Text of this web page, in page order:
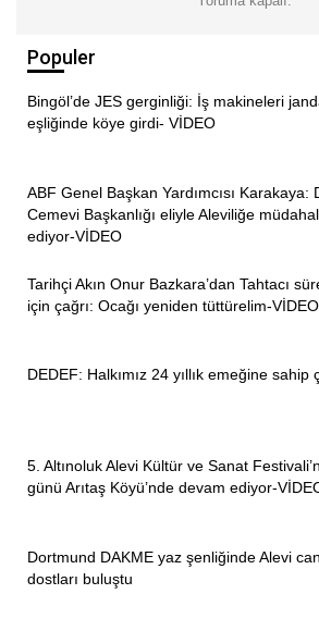
gidiyoruz. Eve geliyoruz, yatana dek
Öztorun, sağlık sorunları yaşasalar
kaldıklarını, hiçbir sosyal destek
kadının sigortasının bulunmadığını
“Hastalandığımızda dinlenme gibi bir
sorunlarımız olsa dahi çalışmak
yarım bırakılamıyor, o gün o iş
alerji var, güneşe çıkmamam gerekiyor
da çalışmak zorundayım, başka
satışını yasaklıyor, o zaman
koysun. Biz sigortasız, güvencesiz
“EMEK KADININ, PARA TÜCCARIN”
titizlik isteyen bir emek olduğunu,
başlayıp tarlada devam ettiğini anlattı.
Populer
Bingöl’de JES gerginliği: İş makineleri
eşliğinde köye girdi- VİDEO
ABF Genel Başkan Yardımcısı Karakaya:
Cemevi Başkanlığı eliyle Aleviliğe
ediyor-VİDEO
Tarihçi Akın Onur Bazkara’dan Tahtacı
için çağrı: Ocağı yeniden tüttürelim-VİDEO
DEDEF: Halkımız 24 yıllık emeğine sahip
5. Altınoluk Alevi Kültür ve Sanat
günü Arıtaş Köyü’nde devam ediyor-
Dortmund DAKME yaz şenliğinde Alevi
dostları buluştu